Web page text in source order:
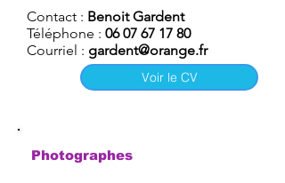
Contact : Benoit Gardent
Téléphone : 06 07 67 17 80
Courriel : gardent@orange.fr
Voir le CV
Photographes